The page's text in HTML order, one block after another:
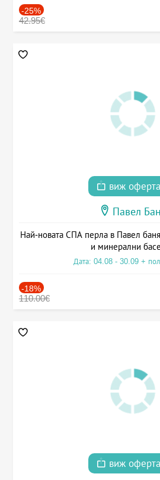
-25%
42.95€
виж
Павел
Най-новата СПА перла в Павел
и минерални
Дата: 04.08 - 30.09 +
-18%
110.00€
виж